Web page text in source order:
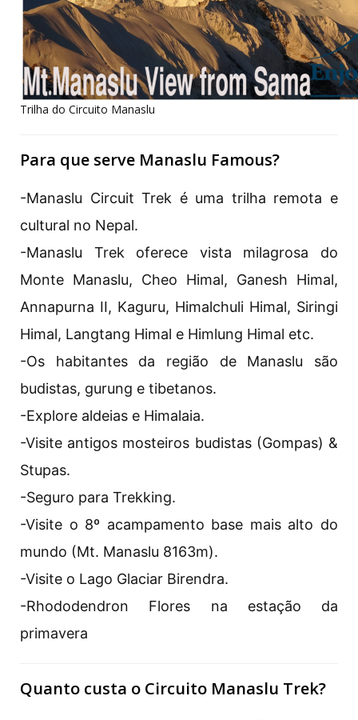
Trilha do Circuito Manaslu
Para que serve Manaslu Famous?
-Manaslu Circuit Trek é uma trilha remota e
cultural no Nepal.
-Manaslu Trek oferece vista milagrosa do
Monte Manaslu, Cheo Himal, Ganesh Himal,
Annapurna II, Kaguru, Himalchuli Himal, Siringi
Himal, Langtang Himal e Himlung Himal etc.
-Os habitantes da região de Manaslu são
budistas, gurung e tibetanos.
-Explore aldeias e Himalaia.
-Visite antigos mosteiros budistas (Gompas) &
Stupas.
-Seguro para Trekking.
-Visite o 8º acampamento base mais alto do
mundo (Mt. Manaslu 8163m).
-Visite o Lago Glaciar Birendra.
-Rhododendron Flores na estação da
primavera
Quanto custa o Circuito Manaslu Trek?